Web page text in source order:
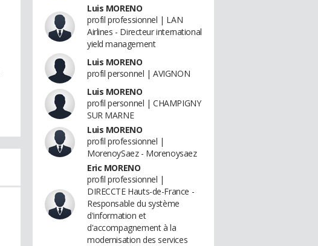
Luis MORENO
profil professionnel | LAN
Airlines - Directeur international
yield management
Luis MORENO
profil personnel | AVIGNON
Luis MORENO
profil personnel | CHAMPIGNY
SUR MARNE
Luis MORENO
profil professionnel |
MorenoySaez - Morenoysaez
Eric MORENO
profil professionnel |
DIRECCTE Hauts-de-France -
Responsable du système
d'information et
d'accompagnement à la
modernisation des services